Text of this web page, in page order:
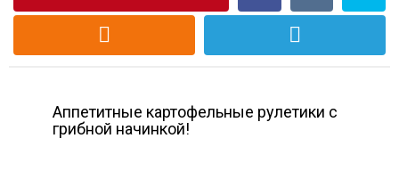
Аппетитные картофельные рулетики с
грибной начинкой!